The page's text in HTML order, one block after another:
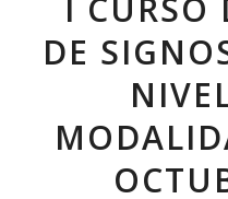
I CURSO
DE